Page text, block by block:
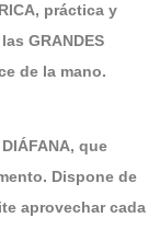
práctica y
GRANDES
de la mano.
que
Dispone de
aprovechar cada